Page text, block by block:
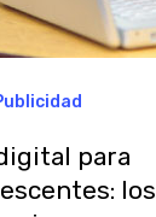
para
los